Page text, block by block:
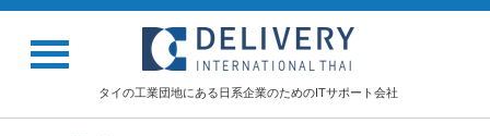
タイの工業団地にある日系企業のためのITサポート会社